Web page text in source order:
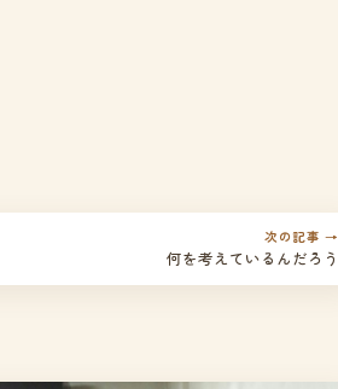
次の記事 →
何を考えているんだろう